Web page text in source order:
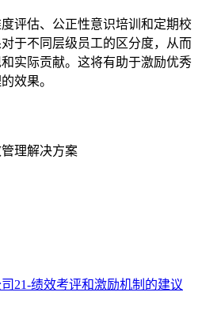
评估、公正性意识培训和定期校
于不同层级员工的区分度，从而
实际贡献。这将有助于激励优秀
效果。
理解决方案